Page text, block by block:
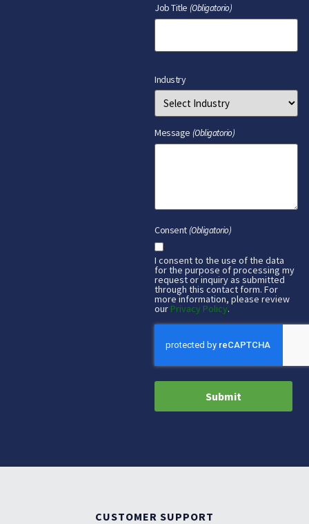
Job Title (Obligatorio)
Industry
Message (Obligatorio)
Consent (Obligatorio)
I consent to the use of the data
for the purpose of processing my
request or inquiry as submitted
through this contact form. For
more information, please review
our Privacy Policy.
CAPTCHA
CUSTOMER SUPPORT